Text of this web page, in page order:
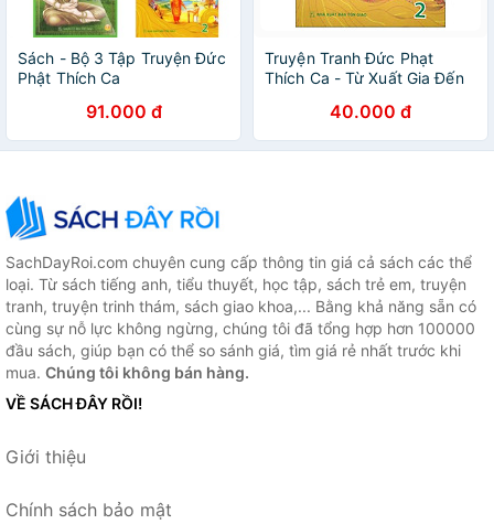
Sách - Bộ 3 Tập Truyện Đức
Phật Thích Ca
91.000 đ
Truyện Tranh Đức Phạt
Thích Ca - Từ Xuất Gia Đến
40.000 đ
SachDayRoi.com chuyên cung cấp thông tin giá cả sách các thể
loại. Từ sách tiếng anh, tiểu thuyết, học tập, sách trẻ em, truyện
tranh, truyện trinh thám, sách giao khoa,... Bằng khả năng sẵn có
cùng sự nỗ lực không ngừng, chúng tôi đã tổng hợp hơn 100000
đầu sách, giúp bạn có thể so sánh giá, tìm giá rẻ nhất trước khi
mua. Chúng tôi không bán hàng.
VỀ SÁCH ĐÂY RỒI!
Giới thiệu
Chính sách bảo mật